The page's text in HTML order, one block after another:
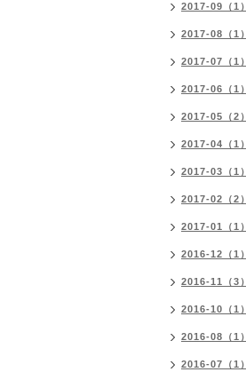
2017-09（1）
2017-08（1）
2017-07（1）
2017-06（1）
2017-05（2）
2017-04（1）
2017-03（1）
2017-02（2）
2017-01（1）
2016-12（1）
2016-11（3）
2016-10（1）
2016-08（1）
2016-07（1）